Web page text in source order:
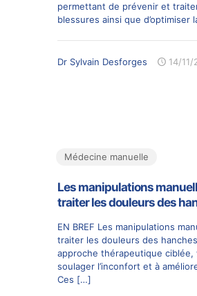
permettant de prévenir et
blessures ainsi que d’optimiser
Dr Sylvain Desforges 14/11/
Médecine manuelle
Les manipulations
traiter les douleurs des
EN BREF Les manipulations
traiter les douleurs des
approche thérapeutique ciblée,
soulager l’inconfort et à
Ces […]